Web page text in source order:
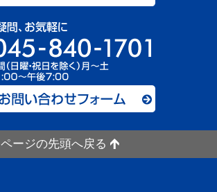
ページの先頭へ戻る